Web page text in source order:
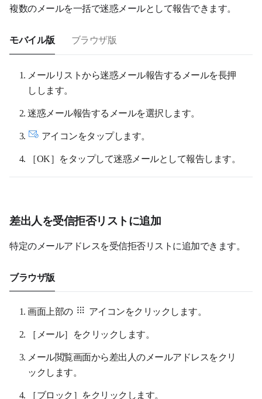
複数のメールを一括で迷惑メールとして報告できます。
モバイル版 ブラウザ版
メールリストから迷惑メール報告するメールを長押
しします。
迷惑メール報告するメールを選択します。
アイコンをタップします。
［OK］をタップして迷惑メールとして報告します。
差出人を受信拒否リストに追加
特定のメールアドレスを受信拒否リストに追加できます。
ブラウザ版
画面上部の
アイコンをクリックします。
［メール］をクリックします。
メール閲覧画面から差出人のメールアドレスをクリ
ックします。
［ブロック］をクリックします。